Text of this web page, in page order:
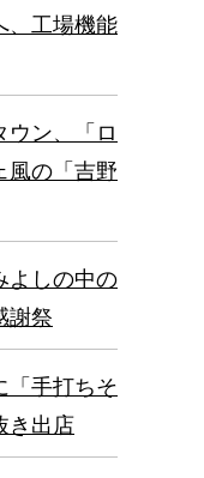
、工場機能
ウン、「ロ
風の「吉野
よしの中の
謝祭
「手打ちそ
き出店